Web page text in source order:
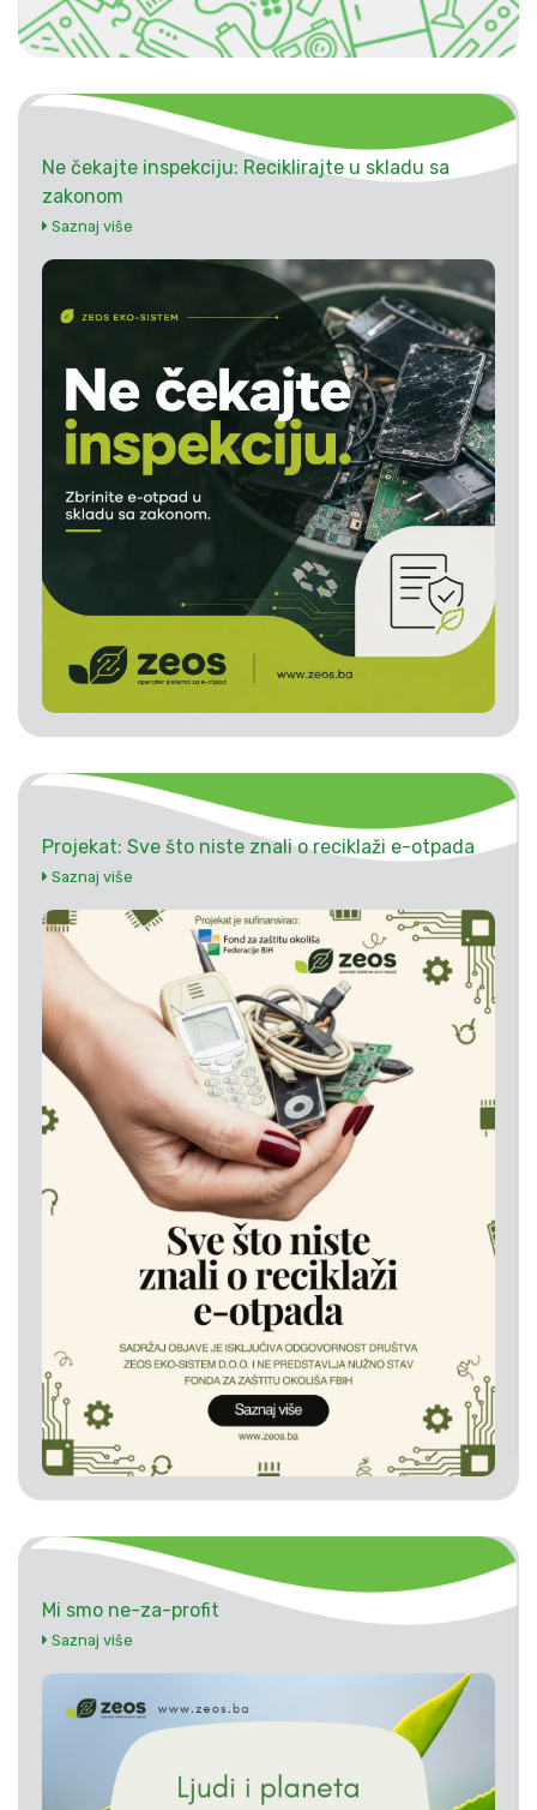
Ne čekajte inspekciju: Reciklirajte u skladu sa
zakonom
Saznaj više
Projekat: Sve što niste znali o reciklaži e-otpada
Saznaj više
Mi smo ne-za-profit
Saznaj više